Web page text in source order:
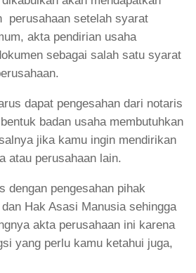
perusahaan setelah syarat
akta pendirian usaha
sebagai salah satu syarat
dapat pengesahan dari notaris
badan usaha membutuhkan
jika kamu ingin mendirikan
atau perusahaan lain.
dengan pengesahan pihak
Hak Asasi Manusia sehingga
akta perusahaan ini karena
yang perlu kamu ketahui juga,